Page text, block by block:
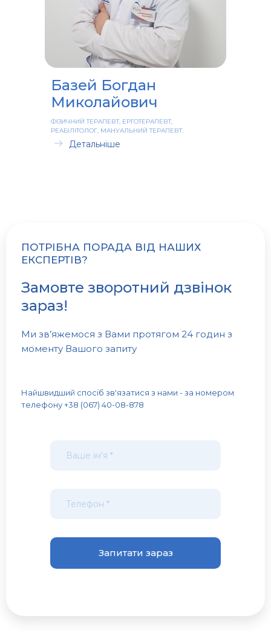
Базей Богдан
Миколайович
ФІЗИЧНИЙ ТЕРАПЕВТ, ЕРГОТЕРАПЕВТ,
РЕАБІЛІТОЛОГ, МАНУАЛЬНИЙ ТЕРАПЕВТ.
Детальніше
ПОТРІБНА ПОРАДА ВІД НАШИХ
ЕКСПЕРТІВ?
Замовте зворотний дзвінок
зараз!
Ми зв’яжемося з Вами протягом 24 годин з
моменту Вашого запиту
Найшвидший спосіб зв'язатися з нами - за номером
телефону +38 (067) 40-08-878